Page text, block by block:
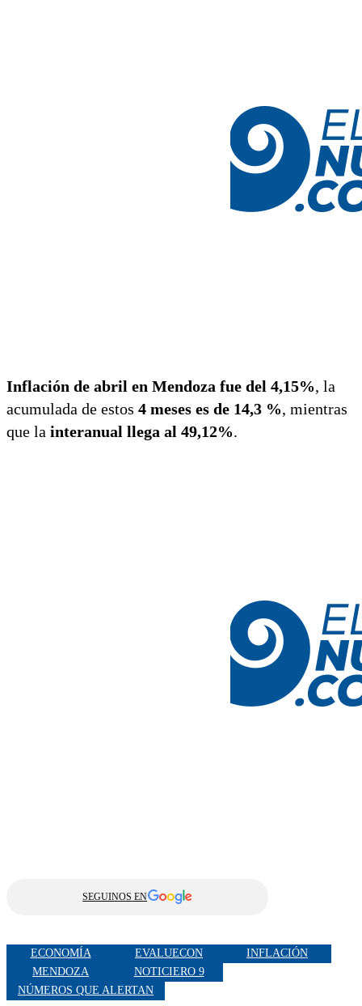
Inflación de abril en Mendoza fue del 4,15%, la
acumulada de estos 4 meses es de 14,3 %, mientras
que la interanual llega al 49,12%.
SEGUINOS EN
ECONOMÍA EVALUECON
INFLACIÓN
MENDOZA
NOTICIERO 9
NÚMEROS QUE ALERTAN